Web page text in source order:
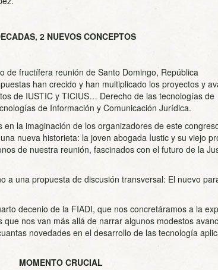
2 NUEVOS CONCEPTOS
de fructífera reunión de Santo Domingo, República
han crecido y han multiplicado los proyectos y
de IUSTIC y TICIUS… Derecho de las tecnologías de
de Información y Comunicación Jurídica.
en la imaginación de los organizadores de este
nueva historieta: la joven abogada Iustic y su viejo
de nuestra reunión, fascinados con el futuro de la
a una propuesta de discusión transversal: El nuevo
decenio de la FIADI, que nos concretáramos a la
nos van más allá de narrar algunos modestos
novedades en el desarrollo de las tecnología
MOMENTO CRUCIAL